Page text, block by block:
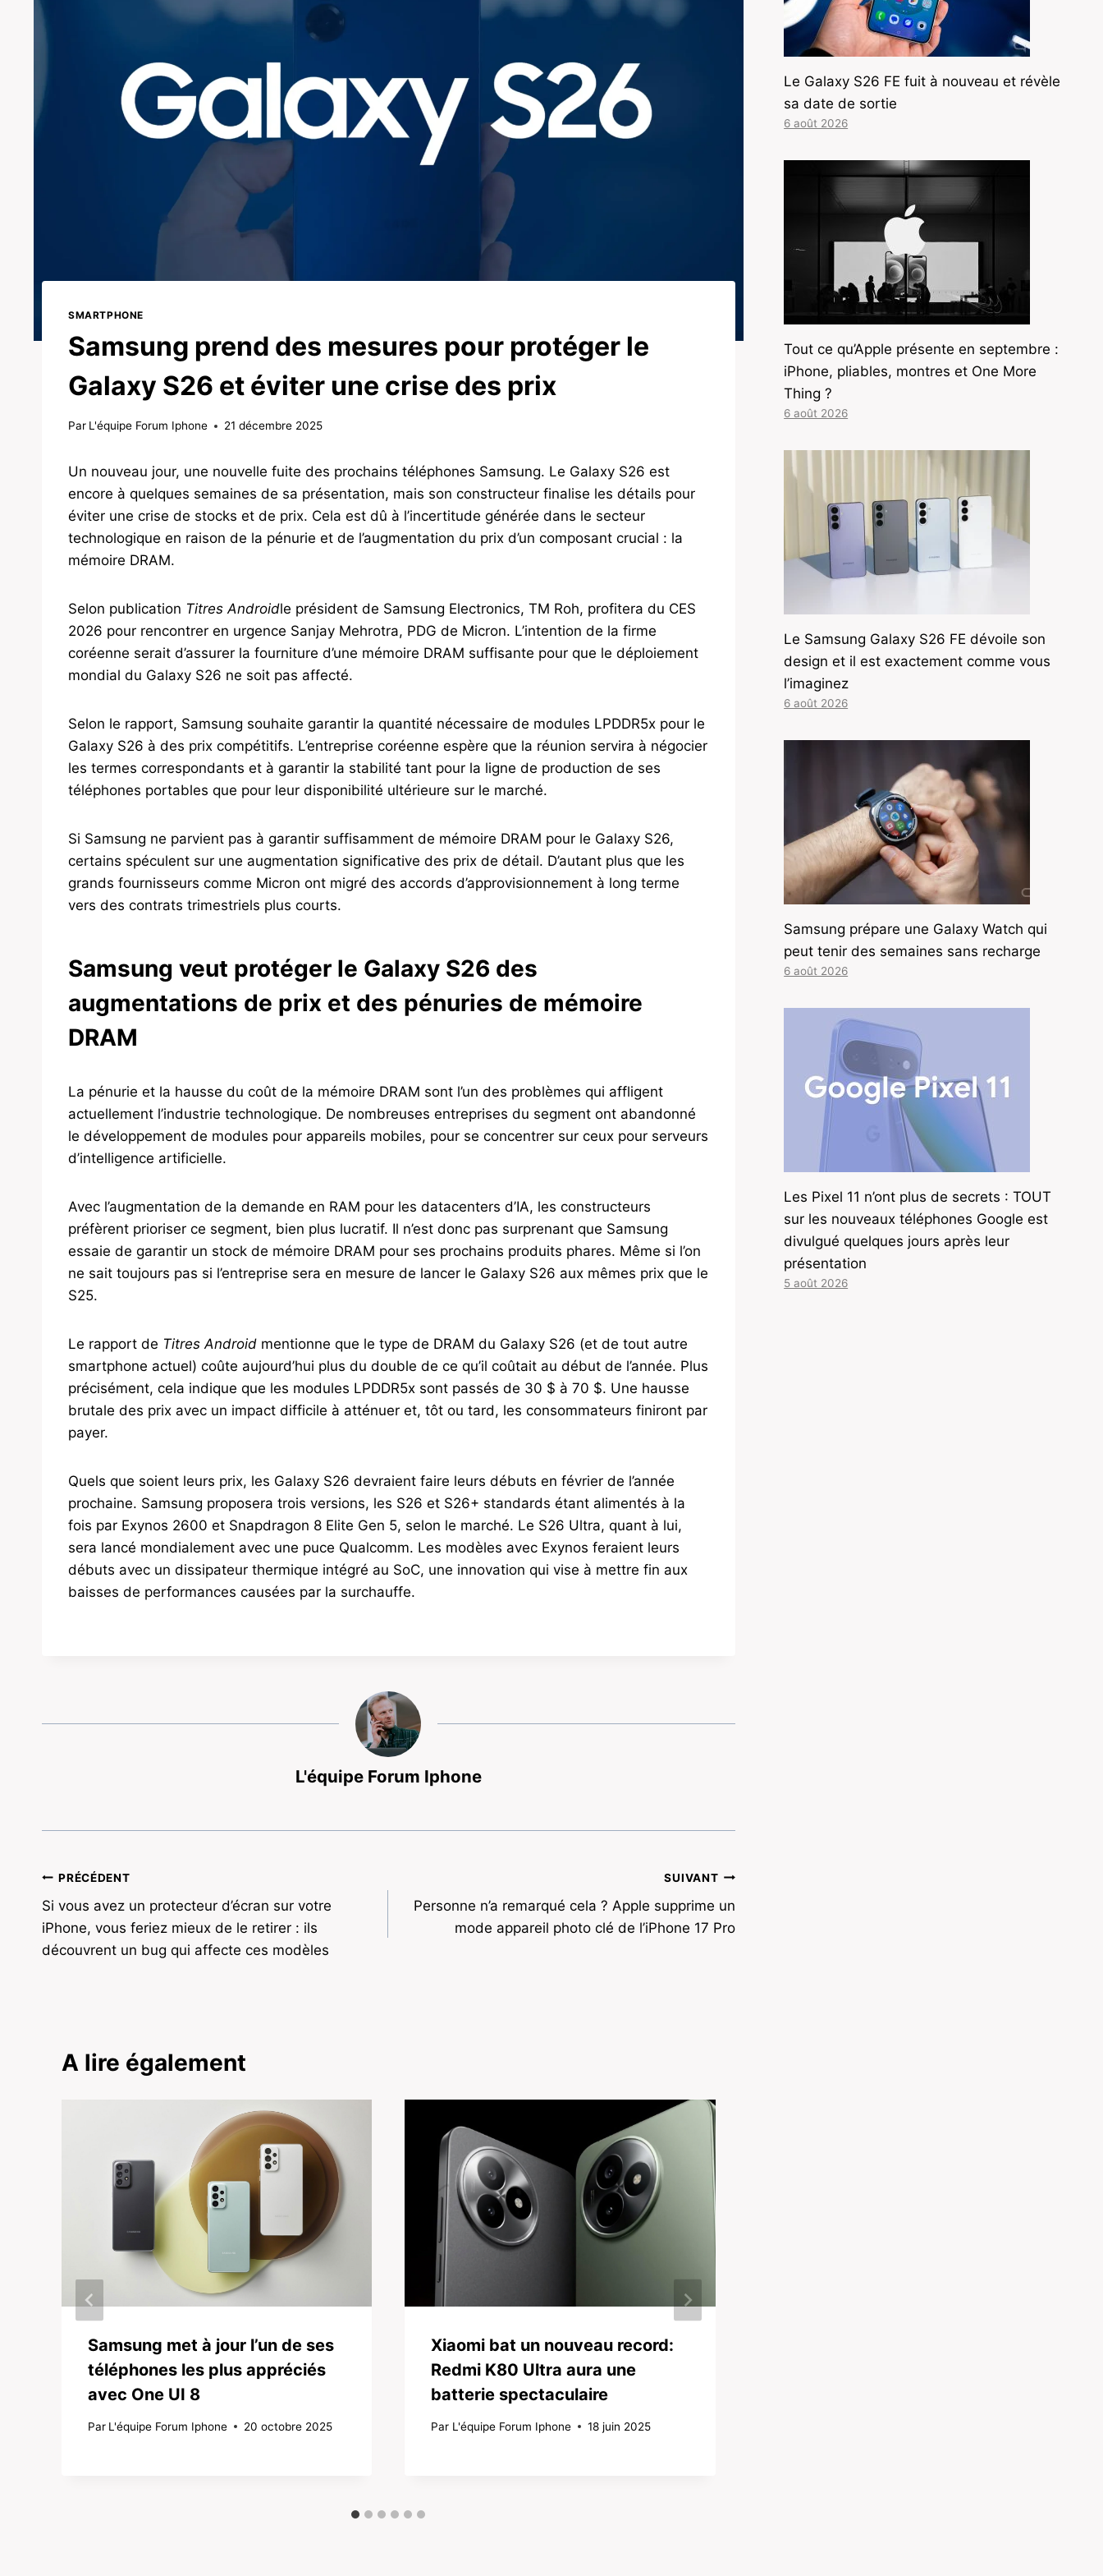
SMARTPHONE
Samsung prend des mesures pour protéger le
Galaxy S26 et éviter une crise des prix
Par L'équipe Forum Iphone 21 décembre 2025
Un nouveau jour, une nouvelle fuite des prochains téléphones Samsung. Le Galaxy S26 est
encore à quelques semaines de sa présentation, mais son constructeur finalise les détails pour
éviter une crise de stocks et de prix. Cela est dû à l’incertitude générée dans le secteur
technologique en raison de la pénurie et de l’augmentation du prix d’un composant crucial : la
mémoire DRAM.
Selon publication Titres Androidle président de Samsung Electronics, TM Roh, profitera du CES
2026 pour rencontrer en urgence Sanjay Mehrotra, PDG de Micron. L’intention de la firme
coréenne serait d’assurer la fourniture d’une mémoire DRAM suffisante pour que le déploiement
mondial du Galaxy S26 ne soit pas affecté.
Selon le rapport, Samsung souhaite garantir la quantité nécessaire de modules LPDDR5x pour le
Galaxy S26 à des prix compétitifs. L’entreprise coréenne espère que la réunion servira à négocier
les termes correspondants et à garantir la stabilité tant pour la ligne de production de ses
téléphones portables que pour leur disponibilité ultérieure sur le marché.
Si Samsung ne parvient pas à garantir suffisamment de mémoire DRAM pour le Galaxy S26,
certains spéculent sur une augmentation significative des prix de détail. D’autant plus que les
grands fournisseurs comme Micron ont migré des accords d’approvisionnement à long terme
vers des contrats trimestriels plus courts.
Samsung veut protéger le Galaxy S26 des
augmentations de prix et des pénuries de mémoire
DRAM
La pénurie et la hausse du coût de la mémoire DRAM sont l’un des problèmes qui affligent
actuellement l’industrie technologique. De nombreuses entreprises du segment ont abandonné
le développement de modules pour appareils mobiles, pour se concentrer sur ceux pour serveurs
d’intelligence artificielle.
Avec l’augmentation de la demande en RAM pour les datacenters d’IA, les constructeurs
préfèrent prioriser ce segment, bien plus lucratif. Il n’est donc pas surprenant que Samsung
essaie de garantir un stock de mémoire DRAM pour ses prochains produits phares. Même si l’on
ne sait toujours pas si l’entreprise sera en mesure de lancer le Galaxy S26 aux mêmes prix que le
S25.
Le rapport de Titres Android mentionne que le type de DRAM du Galaxy S26 (et de tout autre
smartphone actuel) coûte aujourd’hui plus du double de ce qu’il coûtait au début de l’année. Plus
précisément, cela indique que les modules LPDDR5x sont passés de 30 $ à 70 $. Une hausse
brutale des prix avec un impact difficile à atténuer et, tôt ou tard, les consommateurs finiront par
payer.
Quels que soient leurs prix, les Galaxy S26 devraient faire leurs débuts en février de l’année
prochaine. Samsung proposera trois versions, les S26 et S26+ standards étant alimentés à la
fois par Exynos 2600 et Snapdragon 8 Elite Gen 5, selon le marché. Le S26 Ultra, quant à lui,
sera lancé mondialement avec une puce Qualcomm. Les modèles avec Exynos feraient leurs
débuts avec un dissipateur thermique intégré au SoC, une innovation qui vise à mettre fin aux
baisses de performances causées par la surchauffe.
L'équipe Forum Iphone
Navigation
de
l’article
PRÉCÉDENT
Si vous avez un protecteur d’écran sur votre
iPhone, vous feriez mieux de le retirer : ils
découvrent un bug qui affecte ces modèles
SUIVANT
Personne n’a remarqué cela ? Apple supprime un
mode appareil photo clé de l’iPhone 17 Pro
A lire également
Samsung met à jour l’un de ses
téléphones les plus appréciés
avec One UI 8
Par L'équipe Forum Iphone 20 octobre 2025
Xiaomi bat un nouveau record:
Redmi K80 Ultra aura une
batterie spectaculaire
Par L'équipe Forum Iphone 18 juin 2025
Le Galaxy S26 FE fuit à nouveau et révèle
sa date de sortie
6 août 2026
Tout ce qu’Apple présente en septembre :
iPhone, pliables, montres et One More
Thing ?
6 août 2026
Le Samsung Galaxy S26 FE dévoile son
design et il est exactement comme vous
l’imaginez
6 août 2026
Samsung prépare une Galaxy Watch qui
peut tenir des semaines sans recharge
6 août 2026
Les Pixel 11 n’ont plus de secrets : TOUT
sur les nouveaux téléphones Google est
divulgué quelques jours après leur
présentation
5 août 2026